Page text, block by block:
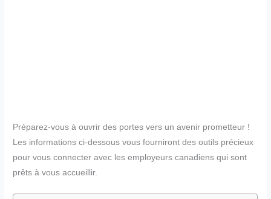
Préparez-vous à ouvrir des portes vers un avenir prometteur !
Les informations ci-dessous vous fourniront des outils précieux
pour vous connecter avec les employeurs canadiens qui sont
prêts à vous accueillir.